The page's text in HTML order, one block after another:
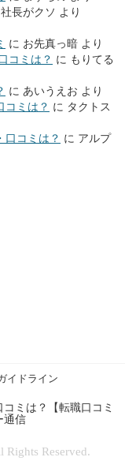
社長がクソ より
に お先真っ暗 より
コミは？ に もりてる
に あいうえお より
コミは？ に タクトス
口コミは？ に アルプ
イドライン
ミは？【転職口コミ
通信
Reserved.